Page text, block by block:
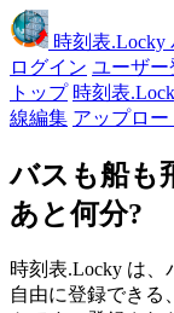
時刻表.Locky
ログイン ユーザー
トップ 時刻表
線編集 アップロー
バスも船も
あと何分?
時刻表.Locky は
自由に登録できる